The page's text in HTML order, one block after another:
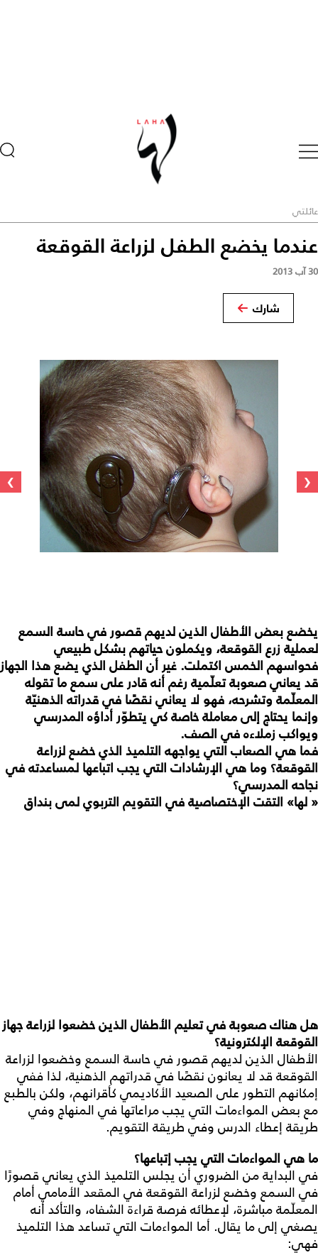
عائلتي
عندما يخضع الطفل لزراعة القوقعة
30 آب 2013
شارك
‹
›
يخضع بعض الأطفال الذين لديهم قصور في حاسة السمع
لعملية زرع القوقعة، ويكملون حياتهم بشكل طبيعي
فحواسهم الخمس اكتملت. غير أن الطفل الذي يضع هذا الجهاز
قد يعاني صعوبة تعلّمية رغم أنه قادر على سمع ما تقوله
المعلّمة وتشرحه، فهو لا يعاني نقصًا في قدراته الذهنيّة
وإنما يحتاج إلى معاملة خاصة كي يتطوّر أداؤه المدرسي
ويواكب زملاءه في الصف.
فما هي الصعاب التي يواجهه التلميذ الذي خضع لزراعة
القوقعة؟ وما هي الإرشادات التي يجب اتباعها لمساعدته في
نجاحه المدرسي؟
« لها» التقت الإختصاصية في التقويم التربوي لمى بنداق
هلهناكصعوبةفيتعليم الأطفال الذينخضعوا لزراعةجهاز
القوقعة الإلكترونية؟
الأطفال الذين لديهم قصور في حاسة السمع وخضعوا لزراعة
القوقعة قد لا يعانون نقصًا في قدراتهم الذهنية، لذا ففي
إمكانهم التطور على الصعيد الأكاديمي كأقرانهم، ولكن بالطبع
مع بعض المواءمات التي يجب مراعاتها في المنهاج وفي
طريقة إعطاء الدرس وفي طريقة التقويم.
ما هي المواءمات التي يجبإتباعها؟
في البداية من الضروري أن يجلس التلميذ الذي يعاني قصورًا
في السمع وخضع لزراعة القوقعة في المقعد الأمامي أمام
المعلّمة مباشرة، لإعطائه فرصة قراءة الشفاه، والتأكد أنه
يصغي إلى ما يقال. أما المواءمات التي تساعد هذا التلميذ
فهي: